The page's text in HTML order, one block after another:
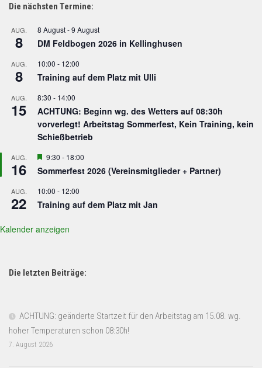
Die nächsten Termine:
AUG.
8
8 August-9 August
DM Feldbogen 2026 in Kellinghusen
AUG.
8
10:00 - 12:00
Training auf dem Platz mit Ulli
AUG.
15
8:30 - 14:00
ACHTUNG: Beginn wg. des Wetters auf 08:30h
vorverlegt! Arbeitstag Sommerfest, Kein Training, kein
Schießbetrieb
AUG.
16
Hervorgehoben
9:30 - 18:00
Sommerfest 2026 (Vereinsmitglieder + Partner)
AUG.
22
10:00 - 12:00
Training auf dem Platz mit Jan
Kalender anzeigen
Die letzten Beiträge:
ACHTUNG: geänderte Startzeit für den Arbeitstag am 15.08. wg.
hoher Temperaturen schon 08:30h!
7. August 2026